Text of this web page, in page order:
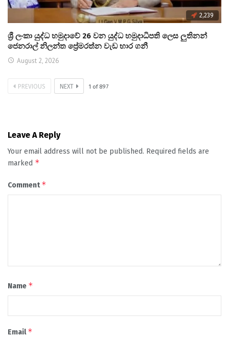
2,239
ශ්‍රී ලංකා යුද්ධ හමුදාවේ 26 වන යුද්ධ හමුදාධිපති ලෙස ලුතිනන්
ජෙනරාල් නිලන්ත ප්‍රේමරත්න වැඩ භාර ගනී
August 2, 2026
PREVIOUS NEXT 1 of 897
Leave A Reply
Your email address will not be published. Required fields are
marked *
Comment*
Name *
Email*